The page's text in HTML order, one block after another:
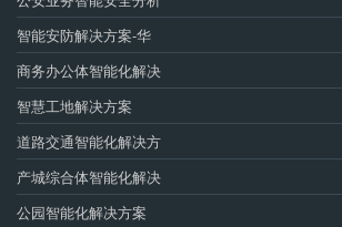
智能安防解决方案-华
商务办公体智能化解决
智慧工地解决方案
道路交通智能化解决方
产城综合体智能化解决
公园智能化解决方案